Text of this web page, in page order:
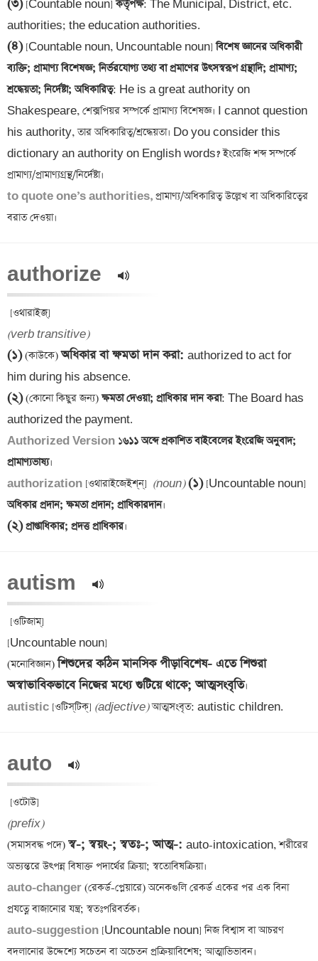
(৩) [Countable noun] কর্তৃপক্ষ: The Municipal, District, etc.
(৪) [Countable noun, Uncountable noun] বিশেষ জ্ঞানের অধিকারী
ব্যক্তি; প্রামাণ্য বিশেষজ্ঞ; নির্ভরযোগ্য তথ্য বা প্রমাণের উৎসস্বরূপ গ্রন্থাদি; প্রামাণ্য;
শ্রদ্ধেয়তা; নির্দেষ্টা; অধিকারিত্ব: He is a great authority on
Shakespeare, শেক্সপিয়র সম্পর্কে প্রামাণ্য বিশেষজ্ঞ। I cannot question
his authority, তার অধিকারিত্ব/শ্রদ্ধেয়তা। Do you consider this
dictionary an authority on English words? ইংরেজি শব্দ সম্পর্কে
to quote one’s authorities, প্রামাণ্য/অধিকারিত্ব উল্লেখ বা অধিকারিত্বের
authorize
(verb transitive)
(১) (কাউকে) অধিকার বা ক্ষমতা দান করা: authorized to act for
(২) (কোনো কিছুর জন্য) ক্ষমতা দেওয়া; প্রাধিকার দান করা: The Board has
Authorized Version ১৬১১ অব্দে প্রকাশিত বাইবেলের ইংরেজি অনুবাদ;
প্রামাণ্যভাষ্য
authorization
[ওথারাইজেইশ্‌ন্‌] (noun) (১) [Uncountable noun]
অধিকার প্রদান; ক্ষমতা প্রদান; প্রাধিকারদান
(২) প্রাপ্তাধিকার; প্রদত্ত প্রাধিকার
autism
[ওটিজাম্]
[Uncountable noun]
(মনোবিজ্ঞান) শিশুদের কঠিন মানসিক পীড়াবিশেষ- এতে শিশুরা
অস্বাভাবিকভাবে নিজের মধ্যে গুটিয়ে থাকে; আত্মসংবৃতি
autistic
[ওটিস্‌টিক্] (adjective) আত্মসংবৃত: autistic children.
auto
(prefix)
(সমাসবদ্ধ পদে) স্ব-; স্বয়ং-; স্বতঃ-; আত্ম-: auto-intoxication, শরীরের
auto-changer (রেকর্ড-প্লেয়ারে) অনেকগুলি রেকর্ড একের পর এক বিনা
auto-suggestion [Uncountable noun] নিজ বিশ্বাস বা আচরণ